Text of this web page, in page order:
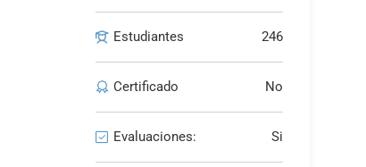
Estudiantes 246
Certificado No
Evaluaciones: Si